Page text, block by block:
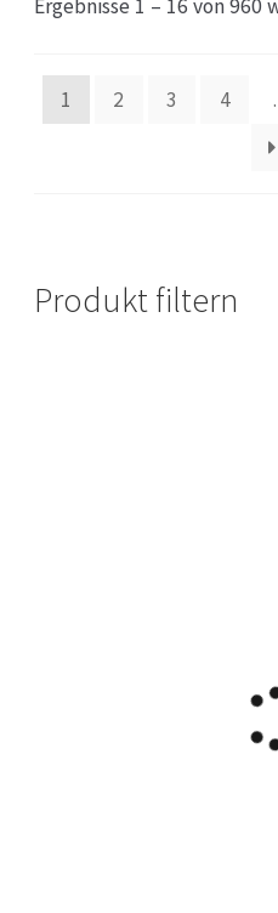
Ergebnisse 1 – 16 von 960
1 2 3 4
Produkt filtern